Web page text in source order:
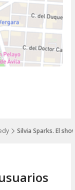
Silvia Sparks. El